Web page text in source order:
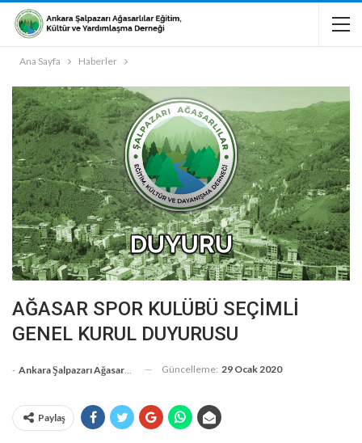
Ana Sayfa Haberler
AĞASAR SPOR KULÜBÜ SEÇİMLİ
GENEL KURUL DUYURUSU
- Ankara Şalpazarı Ağasarlılar Eğitim Kültür Ve Dayanışma Derneği Güncelleme: 29 Ocak 2020
Paylaş